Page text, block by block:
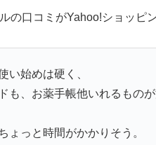
の口コミがYahoo!ショッピ
い始めは硬く、
も、お薬手帳他いれるもの
ょっと時間がかかりそう。